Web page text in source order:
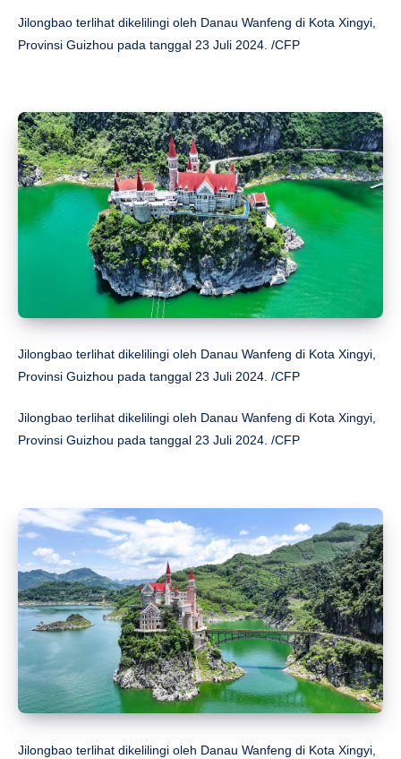
Jilongbao terlihat dikelilingi oleh Danau Wanfeng di Kota Xingyi,
Provinsi Guizhou pada tanggal 23 Juli 2024. /CFP
Jilongbao terlihat dikelilingi oleh Danau Wanfeng di Kota Xingyi,
Provinsi Guizhou pada tanggal 23 Juli 2024. /CFP
Jilongbao terlihat dikelilingi oleh Danau Wanfeng di Kota Xingyi,
Provinsi Guizhou pada tanggal 23 Juli 2024. /CFP
Jilongbao terlihat dikelilingi oleh Danau Wanfeng di Kota Xingyi,